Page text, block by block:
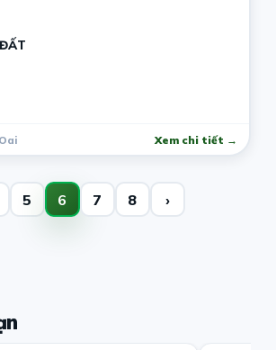
Xem chi tiết →
5 6 7 8 ›